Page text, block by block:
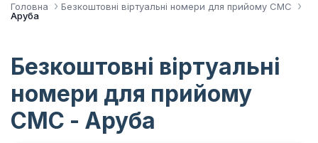
Головна
Безкоштовні віртуальні номери для прийому СМС
Аруба
Безкоштовні віртуальні
номери для прийому
СМС - Аруба